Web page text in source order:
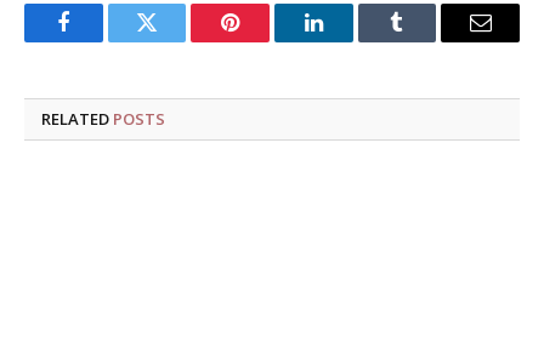
FacebookTwitter Pinterest LinkedInTumblr Email
RELATED POSTS